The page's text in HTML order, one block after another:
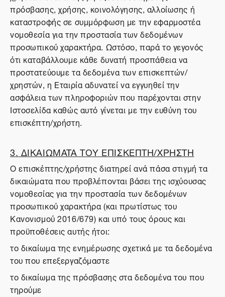
πρόσβασης, χρήσης, κοινολόγησης, αλλοίωσης ή
καταστροφής σε συμμόρφωση με την εφαρμοστέα
νομοθεσία για την προστασία των δεδομένων
προσωπικού χαρακτήρα. Ωστόσο, παρά το γεγονός
ότι καταβάλλουμε κάθε δυνατή προσπάθεια να
προστατεύουμε τα δεδομένα των επισκεπτών/
χρηστών, η Εταιρία αδυνατεί να εγγυηθεί την
ασφάλεια των πληροφοριών που παρέχονται στην
Ιστοσελίδα καθώς αυτό γίνεται με την ευθύνη του
επισκέπτη/χρήστη.
3. ΔΙΚΑΙΩΜΑΤΑ ΤΟΥ ΕΠΙΣΚΕΠΤΗ/ΧΡΗΣΤΗ
Ο επισκέπτης/χρήστης διατηρεί ανά πάσα στιγμή τα
δικαιώματα που προβλέπονται βάσει της ισχύουσας
νομοθεσίας για την προστασία των δεδομένων
προσωπικού χαρακτήρα (και πρωτίστως του
Κανονισμού 2016/679) και υπό τους όρους και
προϋποθέσεις αυτής ήτοι:
το δικαίωμα της ενημέρωσης σχετικά με τα δεδομένα
του που επεξεργαζόμαστε
το δικαίωμα της πρόσβασης στα δεδομένα του που
τηρούμε